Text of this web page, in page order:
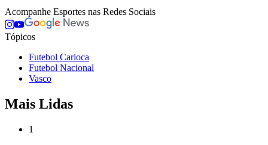
Acompanhe Esportes nas Redes Sociais
Tópicos
Futebol Carioca
Futebol Nacional
Vasco
Mais Lidas
1